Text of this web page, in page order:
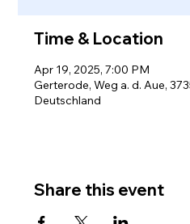
Time & Location
Apr 19, 2025, 7:00 PM
Gerterode, Weg a. d. Aue,
Deutschland
Share this event